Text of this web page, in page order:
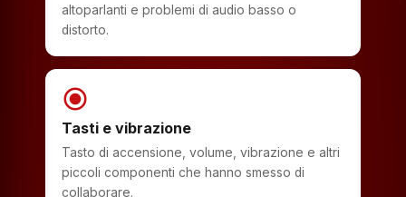
altoparlanti e problemi di audio basso o
distorto.
radio_button_checked
Tasti e vibrazione
Tasto di accensione, volume, vibrazione e altri
piccoli componenti che hanno smesso di
collaborare.